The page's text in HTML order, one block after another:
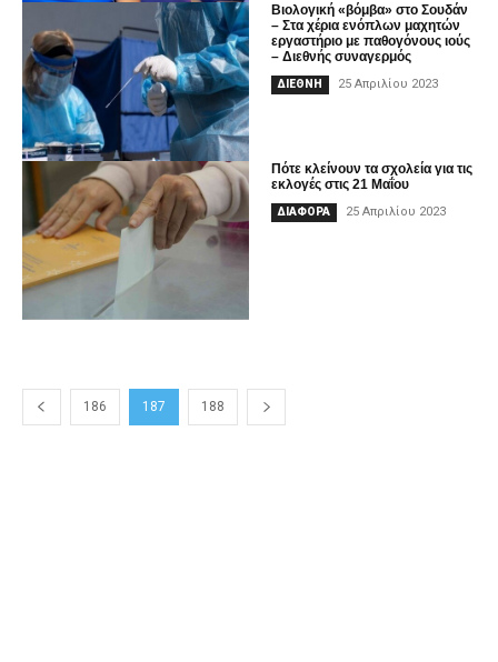
Βιολογική «βόμβα» στο Σουδάν
– Στα χέρια ενόπλων μαχητών
εργαστήριο με παθογόνους ιούς
– Διεθνής συναγερμός
ΔΙΕΘΝΗ 25 Απριλίου 2023
Πότε κλείνουν τα σχολεία για τις
εκλογές στις 21 Μαΐου
ΔΙΑΦΟΡΑ 25 Απριλίου 2023
186 187 188